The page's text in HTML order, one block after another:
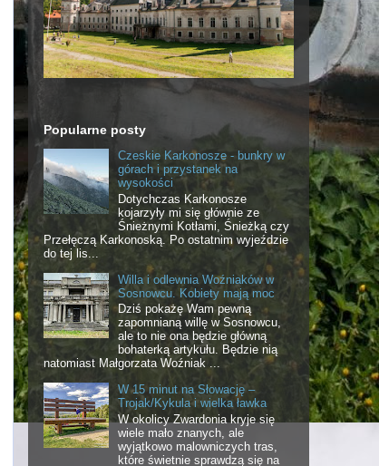
Popularne posty
Czeskie Karkonosze - bunkry w
górach i przystanek na
wysokości
Dotychczas Karkonosze
kojarzyły mi się głównie ze
Śnieżnymi Kotłami, Śnieżką czy
Przełęczą Karkonoską. Po ostatnim wyjeździe
do tej lis...
Willa i odlewnia Woźniaków w
Sosnowcu. Kobiety mają moc
Dziś pokażę Wam pewną
zapomnianą willę w Sosnowcu,
ale to nie ona będzie główną
bohaterką artykułu. Będzie nią
natomiast Małgorzata Woźniak ...
W 15 minut na Słowację –
Trojak/Kykula i wielka ławka
W okolicy Zwardonia kryje się
wiele mało znanych, ale
wyjątkowo malowniczych tras,
które świetnie sprawdzą się na